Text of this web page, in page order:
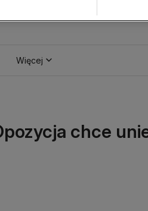
Więcej
chce